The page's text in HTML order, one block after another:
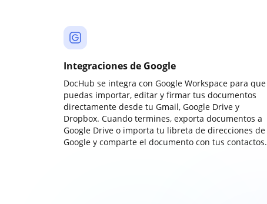
Integraciones de Google
DocHub se integra con Google Workspace para que
puedas importar, editar y firmar tus documentos
directamente desde tu Gmail, Google Drive y
Dropbox. Cuando termines, exporta documentos a
Google Drive o importa tu libreta de direcciones de
Google y comparte el documento con tus contactos.